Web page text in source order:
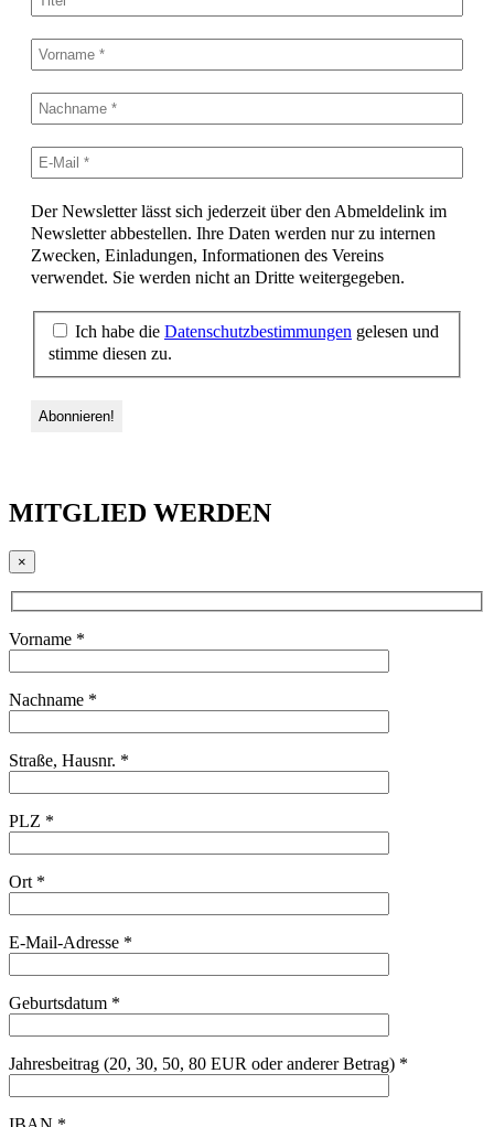
Der Newsletter lässt sich jederzeit über den Abmeldelink im
Newsletter abbestellen. Ihre Daten werden nur zu internen
Zwecken, Einladungen, Informationen des Vereins
verwendet. Sie werden nicht an Dritte weitergegeben.
Ich habe die Datenschutzbestimmungen gelesen und
stimme diesen zu.
MITGLIED WERDEN
×
Vorname *
Nachname *
Straße, Hausnr. *
PLZ *
Ort *
E-Mail-Adresse *
Geburtsdatum *
Jahresbeitrag (20, 30, 50, 80 EUR oder anderer Betrag) *